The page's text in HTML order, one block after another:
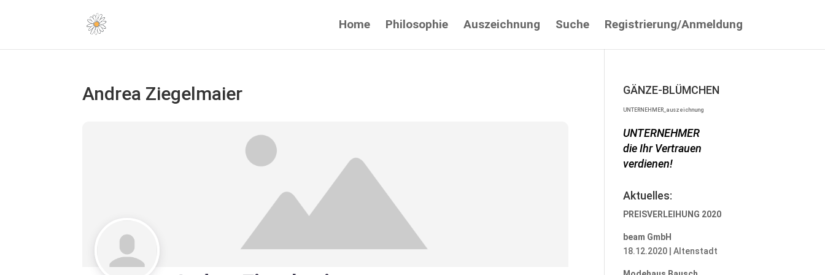
Home Philosophie Auszeichnung Suche Registrierung/Anmeldung
Andrea Ziegelmaier GÄNZE-BLÜMCHEN
UNTERNEHMER_auszeichnung
UNTERNEHMER
die Ihr Vertrauen
verdienen!
Aktuelles:
PREISVERLEIHUNG 2020
beam GmbH
18.12.2020 | Altenstadt